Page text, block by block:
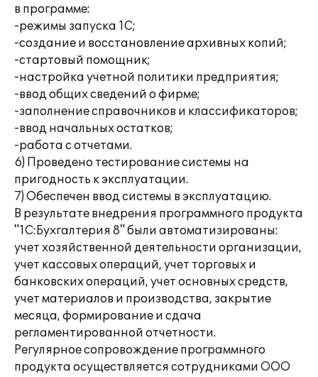
в программе:
-режимы запуска 1С;
-создание и восстановление архивных копий;
-стартовый помощник;
-настройка учетной политики предприятия;
-ввод общих сведений о фирме;
-заполнение справочников и классификаторов;
-ввод начальных остатков;
-работа с отчетами.
6) Проведено тестирование системы на
пригодность к эксплуатации.
7) Обеспечен ввод системы в эксплуатацию.
В результате внедрения программного продукта
"1С:Бухгалтерия 8" были автоматизированы:
учет хозяйственной деятельности организации,
учет кассовых операций, учет торговых и
банковских операций, учет основных средств,
учет материалов и производства, закрытие
месяца, формирование и сдача
регламентированной отчетности.
Регулярное сопровождение программного
продукта осуществляется сотрудниками ООО